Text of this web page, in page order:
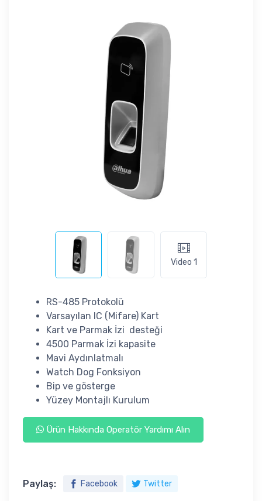
Video 1
RS-485 Protokolü
Varsayılan IC (Mifare) Kart
Kart ve Parmak İzi desteği
4500 Parmak İzi kapasite
Mavi Aydınlatmalı
Watch Dog Fonksiyon
Bip ve gösterge
Yüzey Montajlı Kurulum
Ürün Hakkında Operatör Yardımı Alın
Paylaş: Facebook Twitter